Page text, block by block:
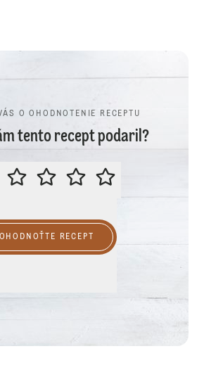
O OHODNOTENIE RECEPTU
tento recept podaril?
PROSÍME VÁS O OHODNOTENIE
OHODNOŤTE RECEPT